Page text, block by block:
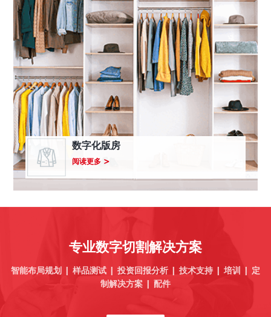
数字化版房
阅读更多 关
数
字
专业数字切割解决方案
智能布局规划 | 样品测试 | 投资回报分析 | 技术支持 | 培训 | 定
制解决方案 | 配件